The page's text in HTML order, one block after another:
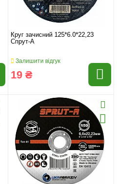
Круг зачисний 125*6.0*22,23
Спрут-А
Залишити відгук
19 ₴